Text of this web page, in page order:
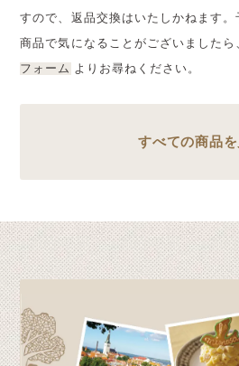
すので、返品交換はいたしかねます。
商品で気になることがございましたら
フォーム よりお尋ねください。
すべての商品